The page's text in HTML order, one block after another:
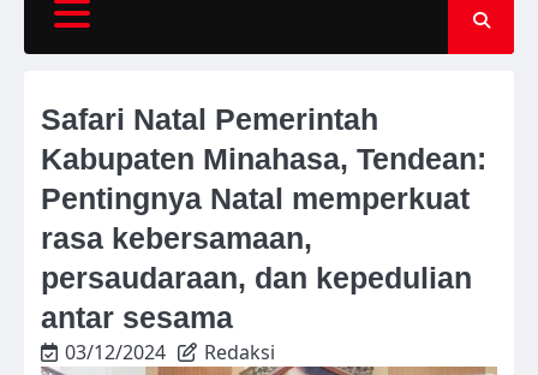
Safari Natal Pemerintah
Kabupaten Minahasa, Tendean:
Pentingnya Natal memperkuat
rasa kebersamaan,
persaudaraan, dan kepedulian
antar sesama
03/12/2024 Redaksi